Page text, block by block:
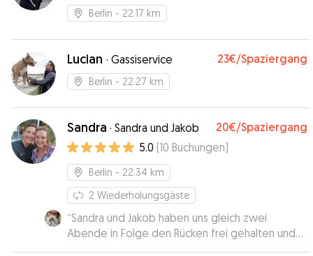
working with dogs
Berlin - 22.17 km
Lucian · Gassiservice 23€/Spaziergang
Berlin - 22.27 km
Sandra · Sandra und Jakob 20€/Spaziergang
5.0 (10 Buchungen)
Berlin - 22.34 km
2 Wiederholungsgäste
“Sandra und Jakob haben uns gleich zwei
Abende in Folge den Rücken frei gehalten und
auf unsere beiden Mädels aufgepasst. Die